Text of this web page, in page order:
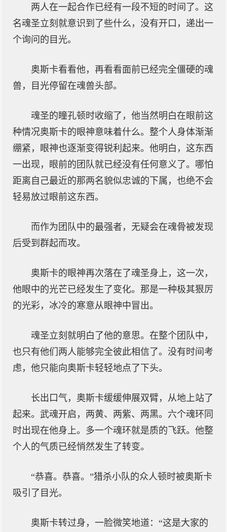
两人在一起合作已经有一段不短的时间了。这
名魂圣立刻就意识到了些什么，没有开口，递出一
个询问的目光。
奥斯卡看看他，再看看面前已经完全僵硬的魂
兽，目光停留在魂兽头部。
魂圣的瞳孔顿时收缩了，他当然明白在眼前这
种情况奥斯卡的眼神意味着什么。整个人身体渐渐
绷紧，眼神也逐渐变得锐利起来。他明白，这东西
一出现，眼前的团队就已经没有任何意义了。哪怕
距离自己最近的那两名貌似忠诚的下属，也绝不会
轻易放过眼前这东西。
而作为团队中的最强者，无疑会在魂骨被发现
后受到群起而攻。
奥斯卡的眼神再次落在了魂圣身上，这一次，
他眼中的光芒已经发生了变化。那是一种极其狠厉
的光彩，冰冷的寒意从眼神中冒出。
魂圣立刻就明白了他的意思。在整个团队中，
也只有他们两人能够完全彼此相信了。没有时间考
虑，他只能向奥斯卡轻轻地点了下头。
长出口气，奥斯卡缓缓伸展双臂，从地上站了
起来。武魂开启，两黄、两紫、两黑。六个魂环同
时出现在他身上。多一个魂环就是质的飞跃。他整
个人的气质已经悄然发生了转变。
“恭喜。恭喜。”猎杀小队的众人顿时被奥斯卡
吸引了目光。
奥斯卡转过身，一脸微笑地道：“这是大家的